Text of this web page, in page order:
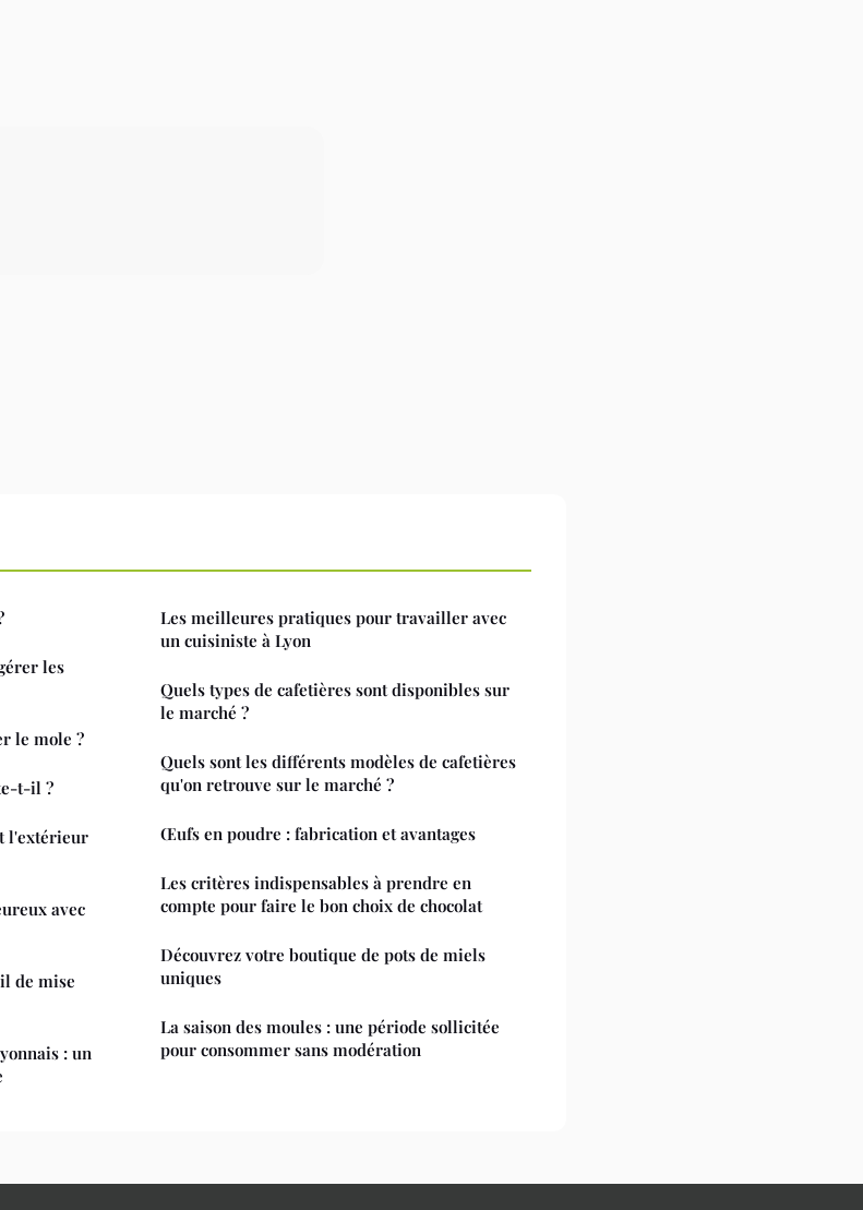
les
le mole ?
t-il ?
l'extérieur
avec
de mise
: un
Les meilleures pratiques pour travailler avec
un cuisiniste à Lyon
Quels types de cafetières sont disponibles sur
le marché ?
Quels sont les différents modèles de cafetières
qu'on retrouve sur le marché ?
Œufs en poudre : fabrication et avantages
Les critères indispensables à prendre en
compte pour faire le bon choix de chocolat
Découvrez votre boutique de pots de miels
uniques
La saison des moules : une période sollicitée
pour consommer sans modération